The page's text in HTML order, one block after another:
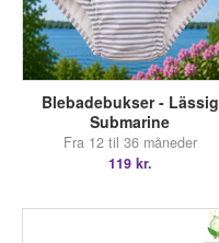
Blebadebukser - Lässig
Submarine
Fra 12 til 36 måneder
119 kr.